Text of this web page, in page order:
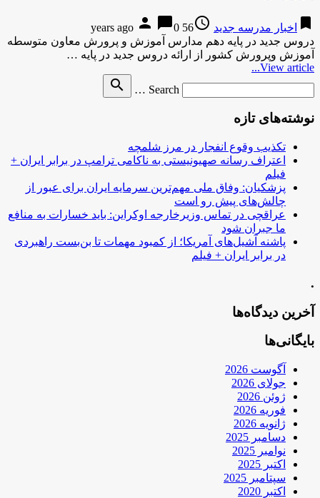
bookmark اخبار مدرسه جدید access_time
56 years ago
person chat_bubble0
دروس جدید در پایه دهم مدارس آموزش و پرورش معاون متوسطه
آموزش وپرورش کشور از ارائه دروس جدید در پایه …
View article...
Search …
search
نوشته‌های تازه
تکذیب وقوع انفجار در مرز شلمچه
اعتراف رسانه صهیونیستی به ناکامی ترامپ در برابر ایران +
فیلم
پزشکیان: وفاق ملی مهم‌ترین سرمایه ایران برای عبور از
چالش‌های پیش رو است
عراقچی در تماس وزیرخارجه اوکراین: باید خسارات به منافع
ما جبران شود
پاشنه آشیل‌های آمریکا؛ از کمبود مهمات تا بن‌بست راهبردی
در برابر ایران + فیلم
.
آخرین دیدگاه‌ها
بایگانی‌ها
آگوست 2026
جولای 2026
ژوئن 2026
فوریه 2026
ژانویه 2026
دسامبر 2025
نوامبر 2025
اکتبر 2025
سپتامبر 2025
اکتبر 2020